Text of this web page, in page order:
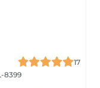
17
8399